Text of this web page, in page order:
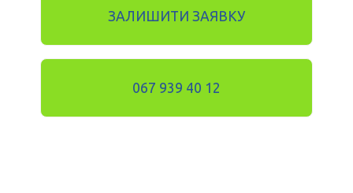
ЗАЛИШИТИ ЗАЯВКУ
067 939 40 12